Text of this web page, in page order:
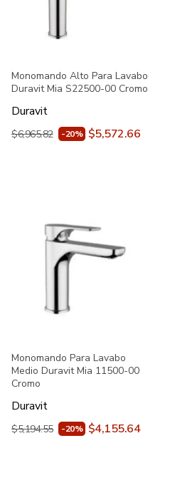
Monomando Alto Para Lavabo
Duravit Mia S22500-00 Cromo
Duravit
$6,965.82 -20% $5,572.66
Monomando Para Lavabo
Medio Duravit Mia 11500-00
Cromo
Duravit
$5,194.55 -20% $4,155.64